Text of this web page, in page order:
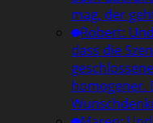
mag, der
Robert:
dass die
homogener.